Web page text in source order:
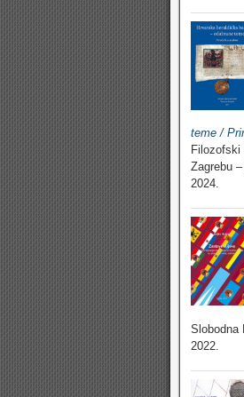
teme /
Zagrebu
2024.
Slobodna
2022.